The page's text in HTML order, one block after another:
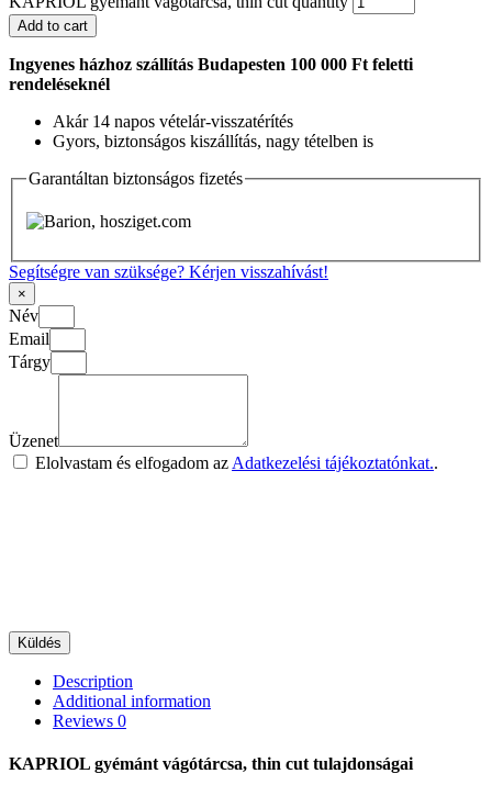
Add to cart
Ingyenes házhoz szállítás Budapesten 100 000 Ft feletti
rendeléseknél
Akár 14 napos vételár-visszatérítés
Gyors, biztonságos kiszállítás, nagy tételben is
Garantáltan biztonságos fizetés
Segítségre van szüksége? Kérjen visszahívást!
×
Név
Email
Tárgy
Üzenet
Elolvastam és elfogadom az Adatkezelési tájékoztatónkat..
Küldés
Description
Additional information
Reviews 0
KAPRIOL gyémánt vágótárcsa, thin cut tulajdonságai